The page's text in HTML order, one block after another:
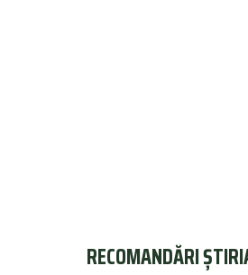
RECOMANDĂRI